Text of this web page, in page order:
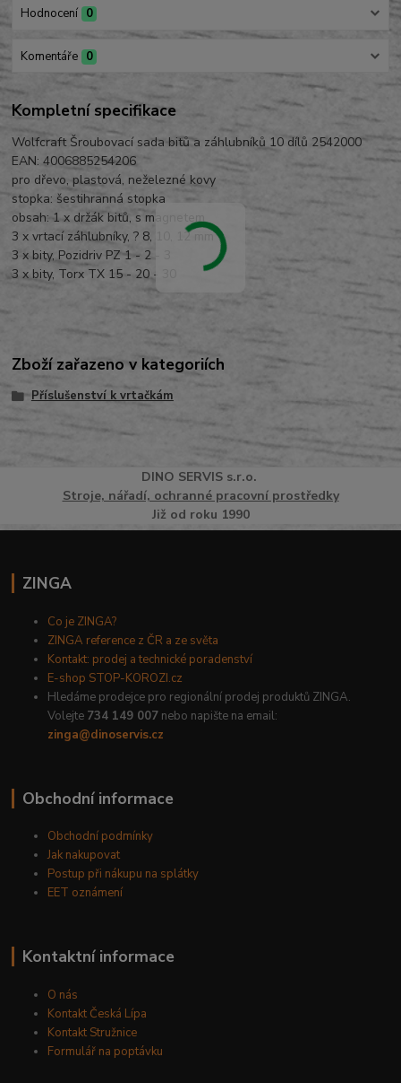
Hodnocení 0
Komentáře 0
Kompletní specifikace
Wolfcraft Šroubovací sada bitů a záhlubníků 10 dílů 2542000
EAN: 4006885254206
pro dřevo, plastová, neželezné kovy
stopka: šestihranná stopka
obsah: 1 x držák bitů, s magnetem
3 x vrtací záhlubníky, ? 8, 10, 12 mm
3 x bity, Pozidriv PZ 1 - 2 - 3
3 x bity, Torx TX 15 - 20 - 30
Zboží zařazeno v kategoriích
Příslušenství k vrtačkám
DINO SERVISs.r.o.
Stroje, nářadí, ochranné pracovní prostředky
Již od roku 1990
ZINGA
Co je ZINGA?
ZINGA reference z ČR a ze světa
Kontakt: prodej a technické poradenství
E-shop STOP-KOROZI.cz
Hledáme prodejce pro regionální prodej produktů ZINGA.
Volejte 734 149 007 nebo napište na email:
zinga@dinoservis.cz
Obchodní informace
Obchodní podmínky
Jak nakupovat
Postup při nákupu na splátky
EET oznámení
Kontaktní informace
O nás
Kontakt Česká Lípa
Kontakt Stružnice
Formulář na poptávku